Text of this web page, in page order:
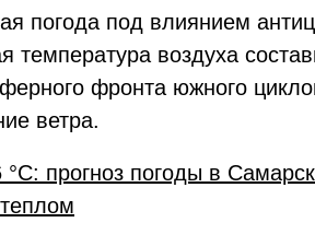
погода под влиянием
температура воздуха
фронта южного
ветра.
прогноз погоды в